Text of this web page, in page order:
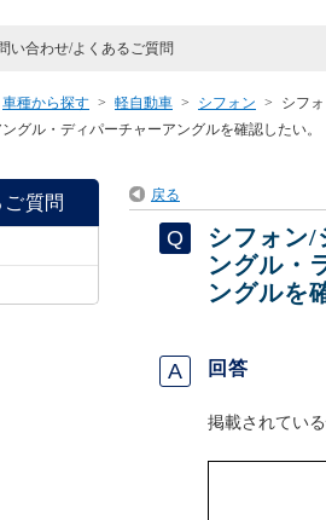
車種から探す > 軽自動車 > シフォン >
シフ
グル・ディパーチャーアングルを確認したい。
質問 戻る
シフォン/
ングル・
ングルを
回答
掲載されてい